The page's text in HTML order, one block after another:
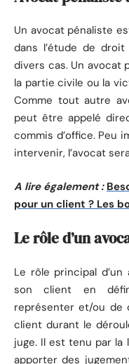
Un avocat pénaliste
dans l’étude de
divers cas. Un avocat
la partie civile ou la
Comme tout autre
peut être appelé
commis d’office. Peu
intervenir, l’avocat
A lire également :
pour un client ? Les
Le rôle d’un
Le rôle principal
son client en
représenter et/ou de
client durant le
juge. Il est tenu par
apporter des